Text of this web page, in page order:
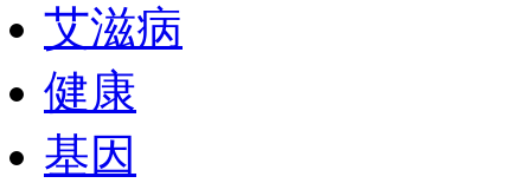
艾滋病
健康
基因